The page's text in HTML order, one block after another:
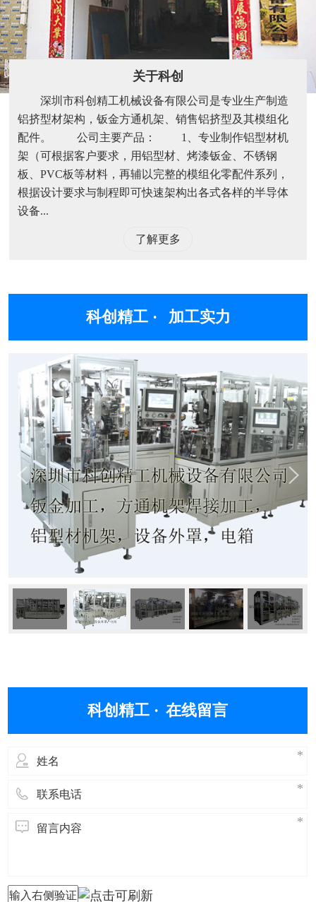
关于科创
深圳市科创精工机械设备有限公司是专业生产制造
铝挤型材架构，钣金方通机架、销售铝挤型及其模组化
配件。 公司主要产品： 1、专业制作铝型材机
架（可根据客户要求，用铝型材、烤漆钣金、不锈钢
板、PVC板等材料，再辅以完整的模组化零配件系列，
根据设计要求与制程即可快速架构出各式各样的半导体
设备...
了解更多
科创精工 · 加工实力
科创精工 · 在线留言